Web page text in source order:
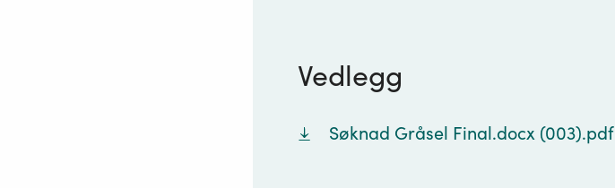
Vedlegg
Søknad Gråsel Final.docx (003).pdf